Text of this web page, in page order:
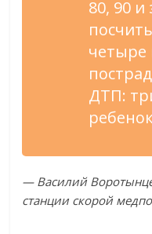
80, 90 и
четыре
ДТП:
— Василий
станции скорой